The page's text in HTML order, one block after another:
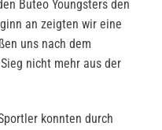
Buteo Youngsters den
an zeigten wir eine
uns nach dem
nicht mehr aus der
konnten durch